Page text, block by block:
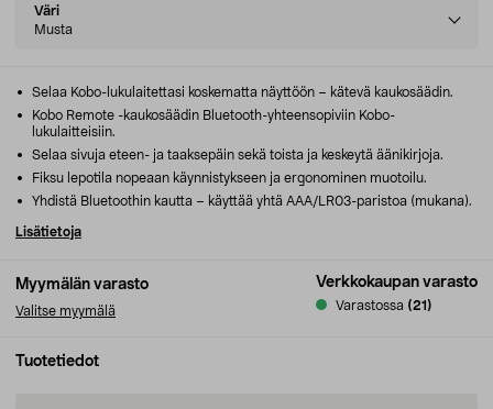
Select
variant
Väri
Musta
Myymälän varasto
Valitse myymälä
Verkkokaupan varasto
Varastossa (21)
Selaa Kobo-lukulaitettasi koskematta näyttöön – kätevä kaukosäädin.
Kobo Remote -kaukosäädin Bluetooth-yhteensopiviin Kobo-
lukulaitteisiin.
Selaa sivuja eteen- ja taaksepäin sekä toista ja keskeytä äänikirjoja.
Fiksu lepotila nopeaan käynnistykseen ja ergonominen muotoilu.
Yhdistä Bluetoothin kautta – käyttää yhtä AAA/LR03-paristoa (mukana).
Lisätietoja
Tuotetiedot